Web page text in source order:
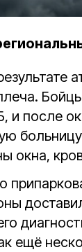
и после
окна,
ещё